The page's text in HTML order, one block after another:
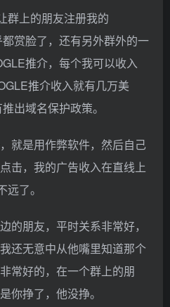
群上的朋友注册我的
赏脸了，还有另外群外的一
推介，每个我可以收入
推介收入就有几万美
出域名保护政策。
就是用作弊软件，然后自己
击，我的广告收入在直线上
了。
的朋友，平时关系非常好，
还无意中从他嘴里知道那个
常好的，在一个群上的朋
你挣了，他没挣。